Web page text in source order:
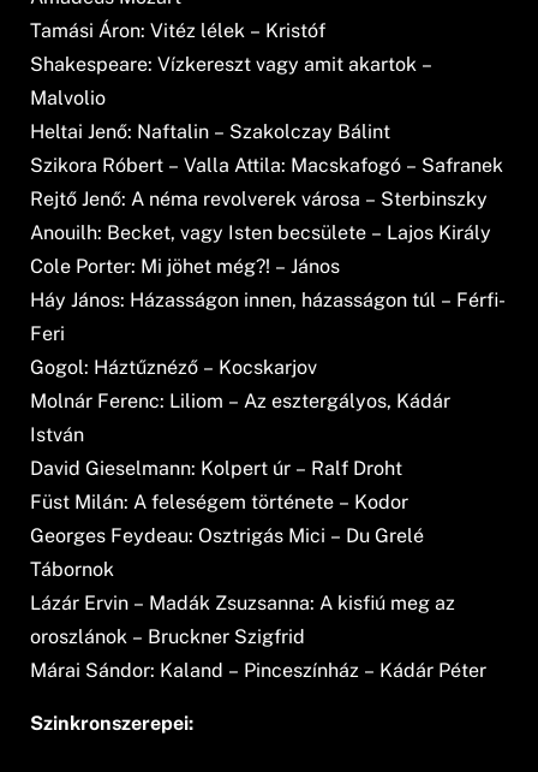
Tamási Áron: Vitéz lélek – Kristóf
Shakespeare: Ví­zkereszt vagy amit akartok –
Malvolio
Heltai Jenő: Naftalin – Szakolczay Bálint
Szikora Róbert – Valla Attila: Macskafogó – Safranek
Rejtő Jenő: A néma revolverek városa – Sterbinszky
Anouilh: Becket, vagy Isten becsülete – Lajos Király
Cole Porter: Mi jöhet még?! – János
Háy János: Házasságon innen, házasságon túl – Férfi-
Feri
Gogol: Háztűznéző – Kocskarjov
Molnár Ferenc: Liliom – Az esztergályos, Kádár
István
David Gieselmann: Kolpert úr – Ralf Droht
Füst Milán: A feleségem története – Kodor
Georges Feydeau: Osztrigás Mici – Du Grelé
Tábornok
Lázár Ervin – Madák Zsuzsanna: A kisfiú meg az
oroszlánok – Bruckner Szigfrid
Márai Sándor: Kaland – Pinceszínház – Kádár Péter
Szinkronszerepei: